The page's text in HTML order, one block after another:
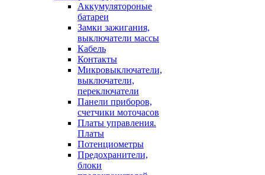
Аккумулятороные
батареи
Замки зажигания,
выключатели массы
Кабель
Контакты
Микровыключатели,
выключатели,
переключатели
Панели приборов,
счетчики моточасов
Платы управления.
Платы
Потенциометры
Предохранители,
блоки